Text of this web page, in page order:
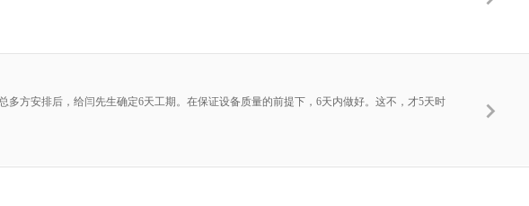
方安排后，给闫先生确定6天工期。在保证设备质量的前提下，6天内做好。这不，才5天时